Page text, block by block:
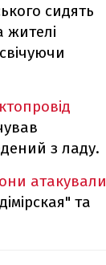
сидять
жителі
з ладу.
атакували
та